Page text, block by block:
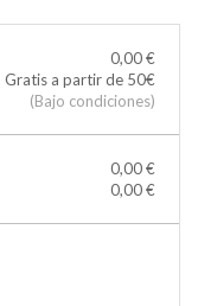
0,00 €
Gratis a partir de 50€
(Bajo condiciones)
0,00 €
0,00 €